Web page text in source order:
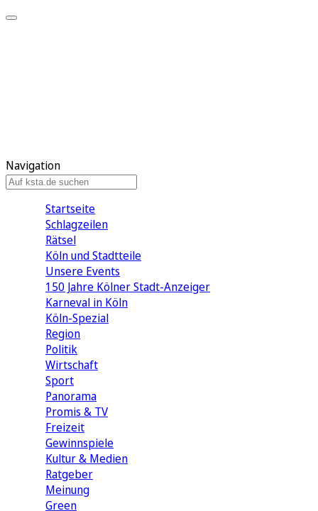
Navigation
Startseite
Schlagzeilen
Rätsel
Köln und Stadtteile
Unsere Events
150 Jahre Kölner Stadt-Anzeiger
Karneval in Köln
Köln-Spezial
Region
Politik
Wirtschaft
Sport
Panorama
Promis & TV
Freizeit
Gewinnspiele
Kultur & Medien
Ratgeber
Meinung
Green